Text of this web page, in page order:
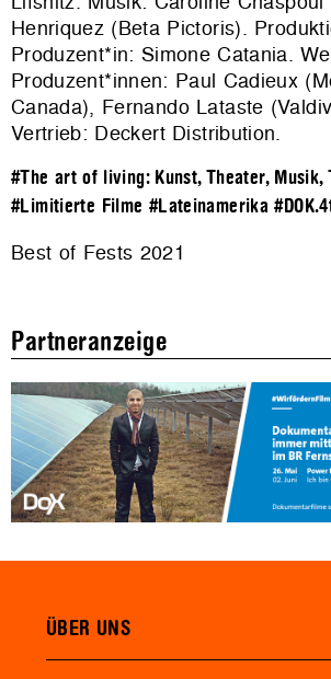
Henriquez (Beta Pictoris).
Produzent*in: Simone Catania.
Produzent*innen: Paul Cadieux
Canada), Fernando Lataste
Vertrieb: Deckert Distribution.
#The art of living: Kunst, Theater, Musik,
#Limitierte Filme #Lateinamerika
Best of Fests 2021
Partneranzeige
ÜBER UNS